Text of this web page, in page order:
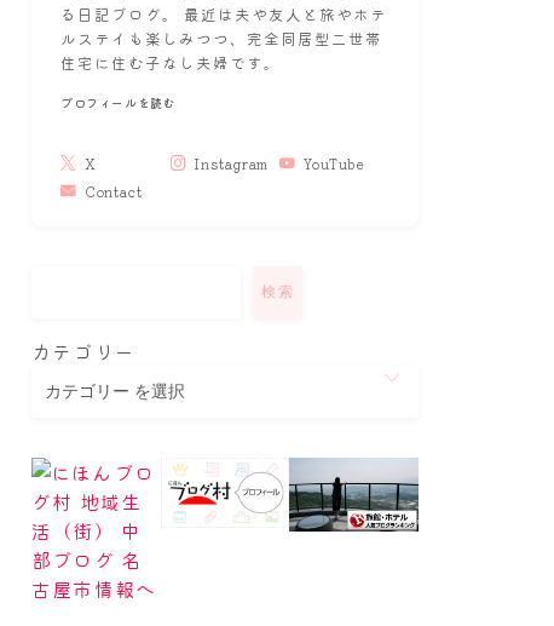
る日記ブログ。 最近は夫や友人と旅やホテ
ルステイも楽しみつつ、完全同居型二世帯
住宅に住む子なし夫婦です。
プロフィールを読む
X Instagram
YouTube
Contact
検索
カテゴリー